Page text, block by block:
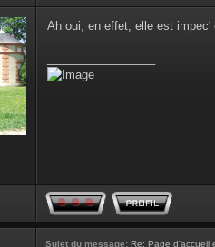
Ah oui, en effet, elle est impec'
Sujet du message: Re: Page d'accueil